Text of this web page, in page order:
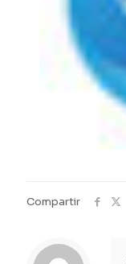
Compartir